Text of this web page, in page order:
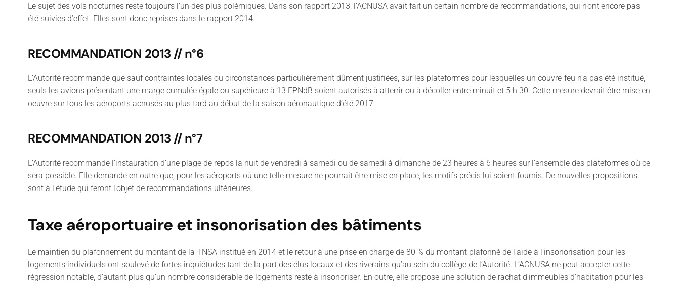
Le sujet des vols nocturnes reste toujours l’un des plus polémiques. Dans son rapport 2013, l’ACNUSA avait fait un certain nombre de recommandations, qui n’ont encore pas
été suivies d’effet. Elles sont donc reprises dans le rapport 2014.
RECOMMANDATION 2013 // n°6
L’Autorité recommande que sauf contraintes locales ou circonstances particulièrement dûment justifiées, sur les plateformes pour lesquelles un couvre-feu n’a pas été institué,
seuls les avions présentant une marge cumulée égale ou supérieure à 13 EPNdB soient autorisés à atterrir ou à décoller entre minuit et 5 h 30. Cette mesure devrait être mise en
oeuvre sur tous les aéroports acnusés au plus tard au début de la saison aéronautique d’été 2017.
RECOMMANDATION 2013 // n°7
L’Autorité recommande l’instauration d’une plage de repos la nuit de vendredi à samedi ou de samedi à dimanche de 23 heures à 6 heures sur l’ensemble des plateformes où ce
sera possible. Elle demande en outre que, pour les aéroports où une telle mesure ne pourrait être mise en place, les motifs précis lui soient fournis. De nouvelles propositions
sont à l’étude qui feront l’objet de recommandations ultérieures.
Taxe aéroportuaire et insonorisation des bâtiments
Le maintien du plafonnement du montant de la TNSA institué en 2014 et le retour à une prise en charge de 80 % du montant plafonné de l’aide à l’insonorisation pour les
logements individuels ont soulevé de fortes inquiétudes tant de la part des élus locaux et des riverains qu’au sein du collège de l’Autorité. L’ACNUSA ne peut accepter cette
régression notable, d’autant plus qu’un nombre considérable de logements reste à insonoriser. En outre, elle propose une solution de rachat d’immeubles d’habitation pour les